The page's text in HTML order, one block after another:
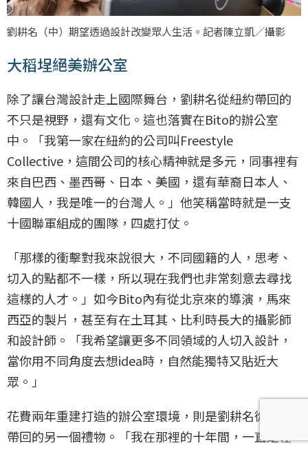
劉耕名（中）期望透過設計改變眾人生活。記者陳立凱／攝影
大稻埕絕美辦公室
除了讓台灣設計走上國際舞台，劉耕名從紐約帶回的
不只是視野，還有文化。這也落實在Bito的辦公室
中。「我第一家在紐約的公司叫Freestyle
Collective，這間公司的核心精神就是多元，同事裡有
來自巴西、墨西哥、日本、美國，還有華裔日本人、
韓國人，我是唯一的台灣人。」他笑稱當時就是一支
十國聯軍組成的團隊，四處打仗。
「那樣的衝擊對我來說很大，不同國籍的人，思考、
切入的點都不一樣，所以現在我們也非常刻意去尋找
這樣的人才。」如今Bito內有從北京來的導演，馬來
西亞的製片，甚至有在土耳其、比利時長大的攝影師
和設計師。「我希望讓更多不同領域的人切入設計，
當你用不同角度去想idea時，自然能獨特又貼近大
眾。」
花費兩年重建打造的辦公室環境，則是劉耕名從紐約
帶回的另一個禮物。「我在那裡的十年間，一直是在